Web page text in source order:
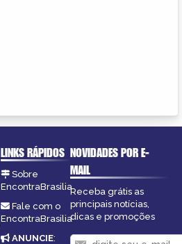
LINKS RÁPIDOS
Sobre
EncontraBrasilia
Fale com o
EncontraBrasilia
ANUNCIE:
NOVIDADES POR E-
MAIL
Receba grátis as
principais notícias,
dicas e promoções